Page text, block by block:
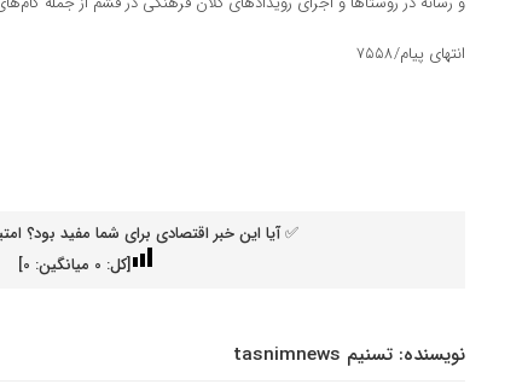
انتهای پیام/۷۵۵۸
✅ آیا این خبر اقتصادی برای شما مفید بود؟
[کل: 0 میانگین: 0
]
نویسنده: تسنیم tasnimnews